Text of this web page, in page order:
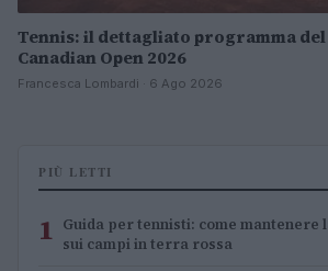
Tennis: il dettagliato programma
Canadian Open 2026
Francesca Lombardi · 6 Ago 2026
PIÙ LETTI
1 Guida per tennisti: come mantenere
sui campi in terra rossa